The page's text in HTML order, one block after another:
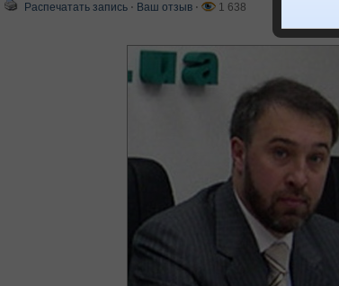
Распечатать запись ⋅ Ваш отзыв ⋅ 1 638